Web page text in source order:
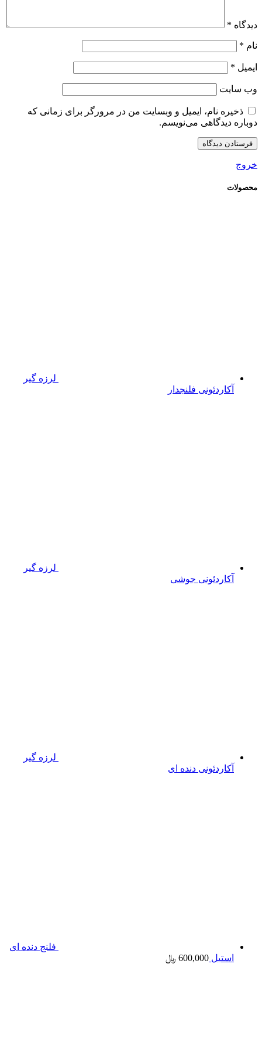
دیدگاه *
نام *
ایمیل *
وب‌ سایت
ذخیره نام، ایمیل و وبسایت من در مرورگر برای زمانی که
دوباره دیدگاهی می‌نویسم.
خروج
محصولات
لرزه گیر
آکاردئونی فلنجدار
لرزه گیر
آکاردئونی جوشی
لرزه گیر
آکاردئونی دنده ای
فلنج دنده ای
استیل 600,000 ﷼